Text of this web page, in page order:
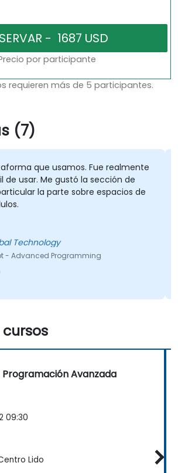
por participante
requieren más de 5 participantes.
(7)
que usamos. Fue realmente
de usar. Me gustó la sección de
la parte sobre espacios de
Global Technology
- Advanced Programming
cursos
Avanzada
09:30
Lido